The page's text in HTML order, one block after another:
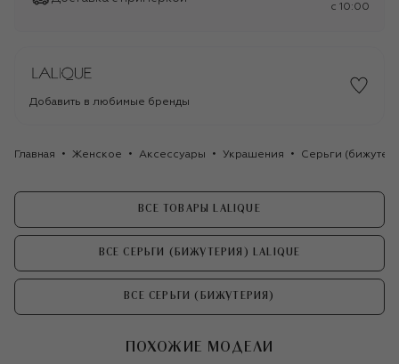
c 10:00
Добавить в любимые бренды
Главная Женское Аксессуары Украшения Серьги
ВСЕ ТОВАРЫ LALIQUE
ВСЕ СЕРЬГИ (БИЖУТЕРИЯ) LALIQUE
ВСЕ СЕРЬГИ (БИЖУТЕРИЯ)
ПОХОЖИЕ МОДЕЛИ